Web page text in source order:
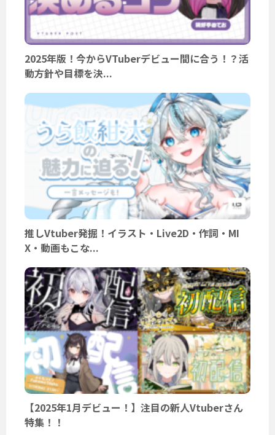
2025年版！今からVTuberデビュー間に合う！？活
動方針や目標を決...
推しVtuber発掘！イラスト・Live2D・作詞・MI
X・動画もこな...
【2025年1月デビュー！】注目の新人Vtuberさん
特集！！